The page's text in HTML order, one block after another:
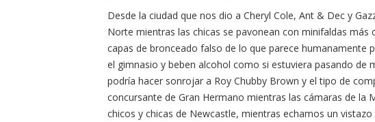
Desde la ciudad que nos dio a Cheryl Cole, Ant & Dec y
Norte mientras las chicas se pavonean con minifaldas más
capas de bronceado falso de lo que parece humanamente
el gimnasio y beben alcohol como si estuviera pasando de
podría hacer sonrojar a Roy Chubby Brown y el tipo de
concursante de Gran Hermano mientras las cámaras de la
chicos y chicas de Newcastle, mientras echamos un